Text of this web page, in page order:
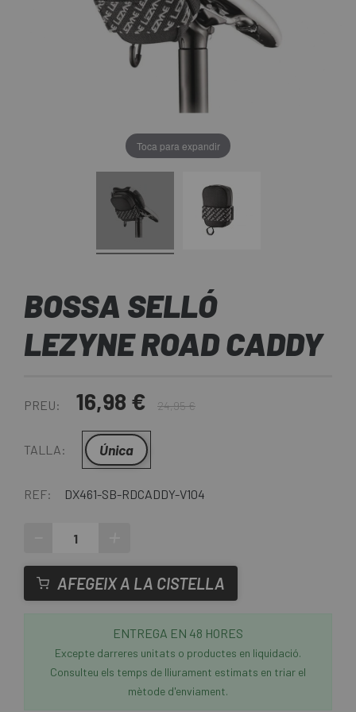
Toca para expandir
BOSSA SELLÓ
LEZYNE ROAD CADDY
PREU: 16,98 € 24,95 €
TALLA: Única
REF: DX461-SB-RDCADDY-V104
AFEGEIX A LA CISTELLA
ENTREGA EN 48 HORES
Excepte darreres unitats o productes en liquidació.
Consulteu els temps de lliurament estimats en triar el
mètode d'enviament.